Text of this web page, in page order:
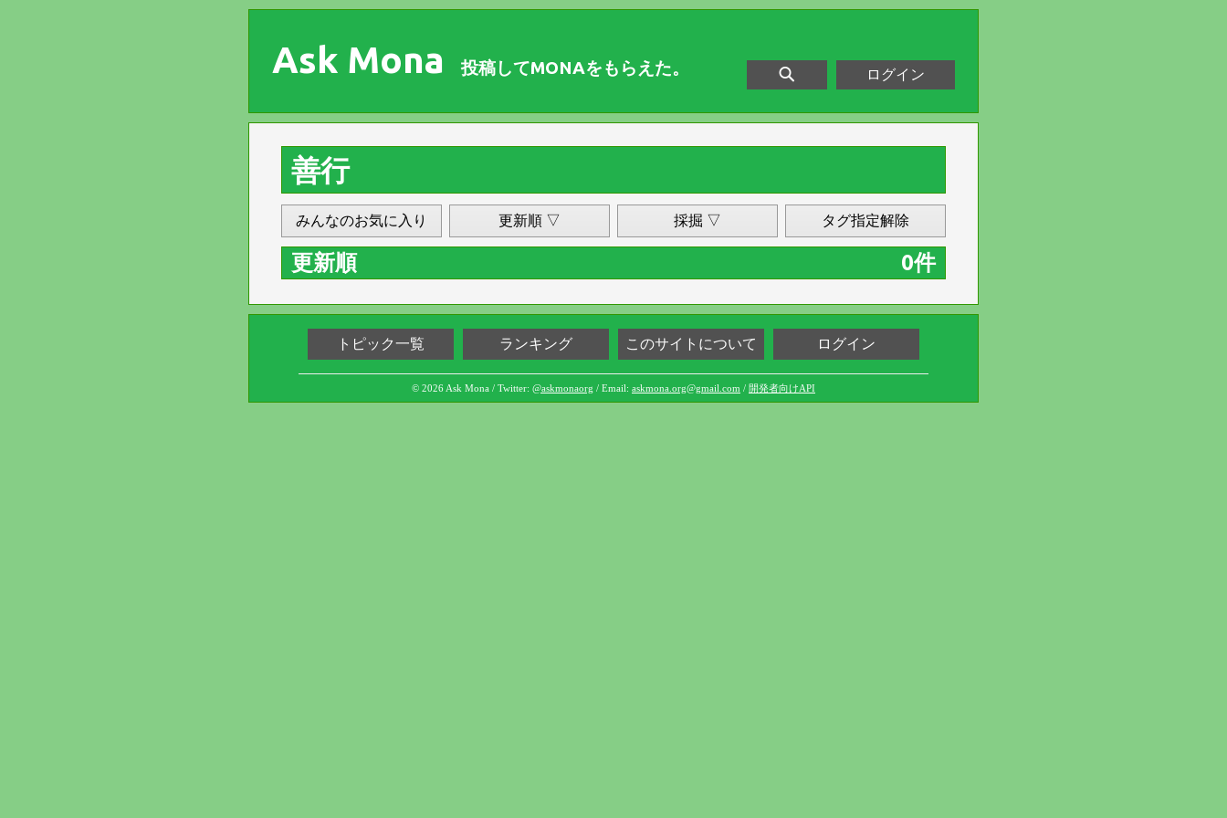
Ask Mona 投稿してMONAをもらえた。 ログイン
善行
みんなのお気に入り 更新順 ▽ 採掘 ▽ タグ指定解除
更新順 0件
トピック一覧 ランキング このサイトについて ログイン
© 2026 Ask Mona / Twitter: @askmonaorg / Email: askmona.org@gmail.com / 開発者向けAPI